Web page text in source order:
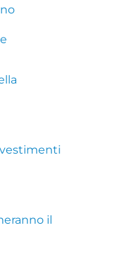
il